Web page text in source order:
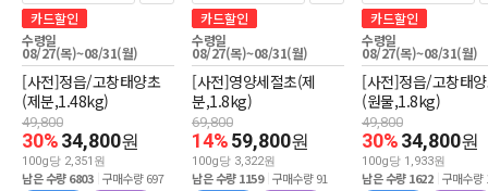
카드할인
수령일
08/27(목)~08/31(월)
[사전]정읍/고창태양초
(제분,1.48kg)
49,800
30%34,800원
100g당 2,351원
남은 수량 6803 구매수량 697
카드할인
수령일
08/27(목)~08/31(월)
[사전]영양세절초(제
분,1.8kg)
69,800
14%59,800원
100g당 3,322원
남은 수량 1159 구매수량 91
카드할인
수령일
08/27(목)~08/31(월)
[사전]정읍/고창태
(원물,1.8kg)
49,800
30%34,800원
100g당 1,933원
남은 수량 1622 구매수량